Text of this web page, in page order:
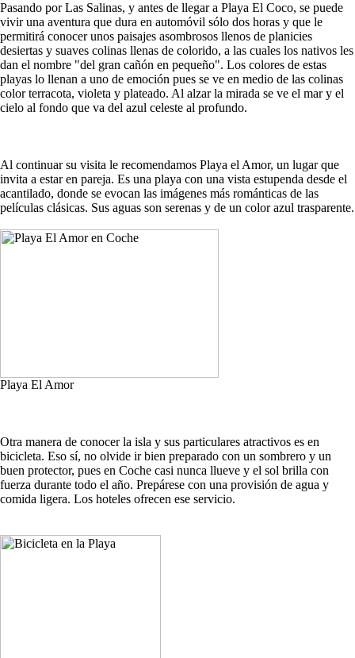
Pasando por Las Salinas, y antes de llegar a Playa El Coco, se puede
vivir una aventura que dura en automóvil sólo dos horas y que le
permitirá conocer unos paisajes asombrosos llenos de planicies
desiertas y suaves colinas llenas de colorido, a las cuales los nativos les
dan el nombre "del gran cañón en pequeño". Los colores de estas
playas lo llenan a uno de emoción pues se ve en medio de las colinas
color terracota, violeta y plateado. Al alzar la mirada se ve el mar y el
cielo al fondo que va del azul celeste al profundo.
Al continuar su visita le recomendamos Playa el Amor, un lugar que
invita a estar en pareja. Es una playa con una vista estupenda desde el
acantilado, donde se evocan las imágenes más románticas de las
películas clásicas. Sus aguas son serenas y de un color azul trasparente.
Playa El Amor
Otra manera de conocer la isla y sus particulares atractivos es en
bicicleta. Eso sí, no olvide ir bien preparado con un sombrero y un
buen protector, pues en Coche casi nunca llueve y el sol brilla con
fuerza durante todo el año. Prepárese con una provisión de agua y
comida ligera. Los hoteles ofrecen ese servicio.